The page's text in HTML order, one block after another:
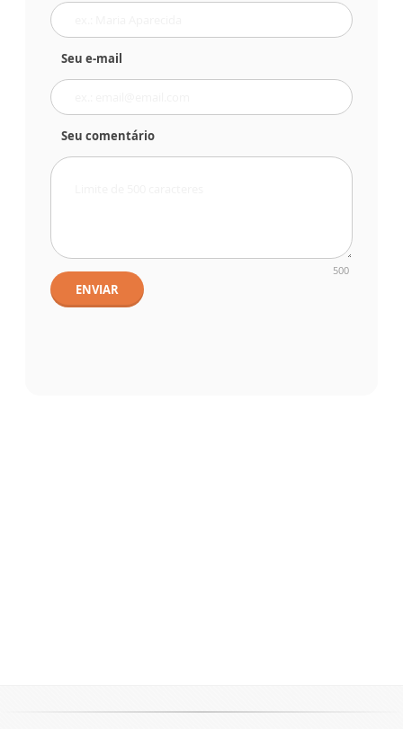
Seu e-mail
Seu comentário
500
ENVIAR